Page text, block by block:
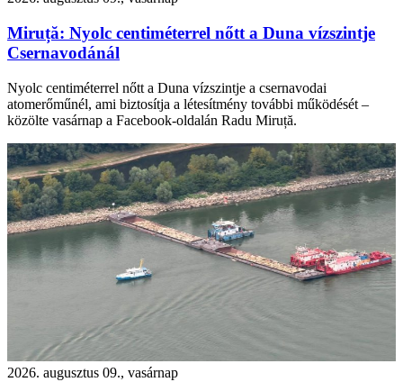
Miruță: Nyolc centiméterrel nőtt a Duna vízszintje
Csernavodánál
Nyolc centiméterrel nőtt a Duna vízszintje a csernavodai
atomerőműnél, ami biztosítja a létesítmény további működését –
közölte vasárnap a Facebook-oldalán Radu Miruță.
2026. augusztus 09., vasárnap